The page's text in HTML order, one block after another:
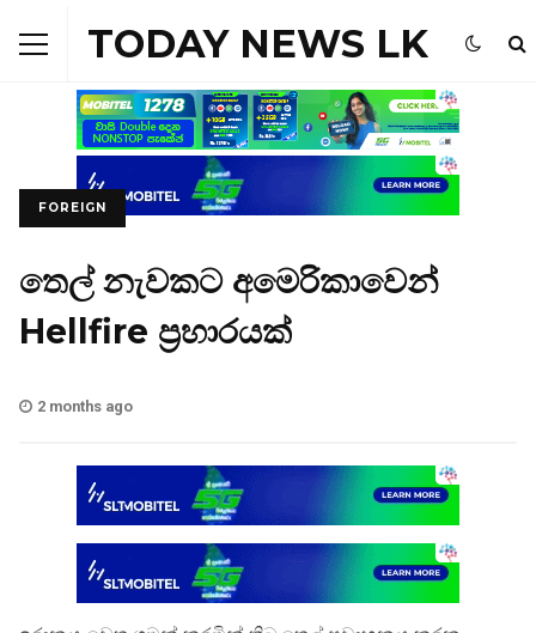
TODAY NEWS LK
FOREIGN
තෙල් නැවකට අමෙරිකාවෙන්
Hellfire ප්‍රහාරයක්
2 months ago